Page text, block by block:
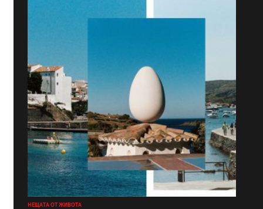
НЕЩАТА ОТ ЖИВОТА